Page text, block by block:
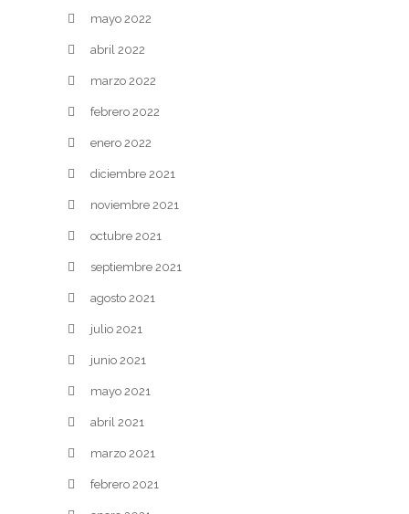
mayo 2022
abril 2022
marzo 2022
febrero 2022
enero 2022
diciembre 2021
noviembre 2021
octubre 2021
septiembre 2021
agosto 2021
julio 2021
junio 2021
mayo 2021
abril 2021
marzo 2021
febrero 2021